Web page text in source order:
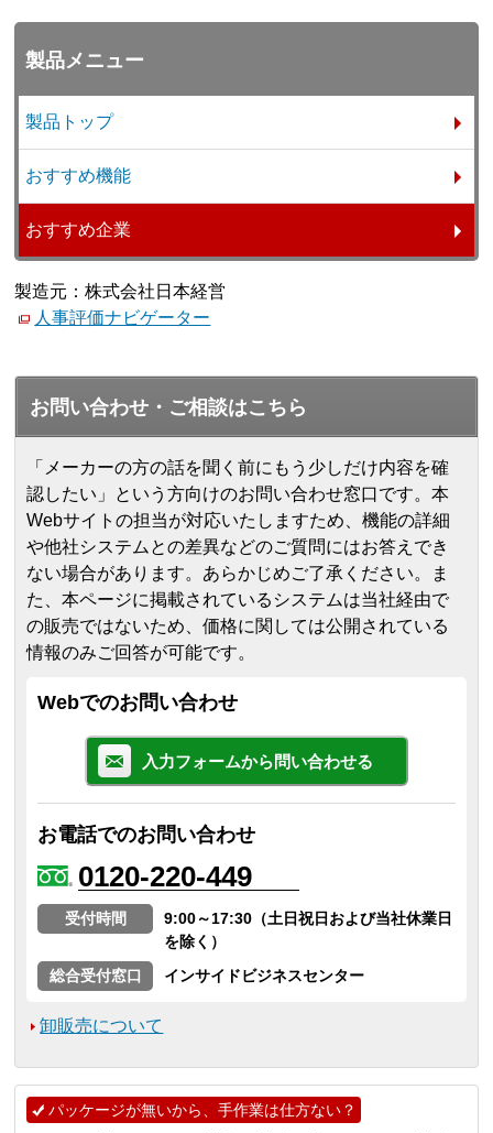
製品メニュー
製品トップ
おすすめ機能
おすすめ企業
製造元：株式会社日本経営
人事評価ナビゲーター
お問い合わせ・ご相談はこちら
「メーカーの方の話を聞く前にもう少しだけ内容を確
認したい」という方向けのお問い合わせ窓口です。本
Webサイトの担当が対応いたしますため、機能の詳細
や他社システムとの差異などのご質問にはお答えでき
ない場合があります。あらかじめご了承ください。
ま
た、本ページに掲載されているシステムは当社経由で
の販売ではないため、価格に関しては公開されている
情報のみご回答が可能です。
Webでのお問い合わせ
入力フォームから問い合わせる
お電話でのお問い合わせ
0120-220-449
受付時間
9:00～17:30（土日祝日および当社休業日
を除く）
総合受付窓口
インサイドビジネスセンター
卸販売について
パッケージが無いから、手作業は仕方ない？